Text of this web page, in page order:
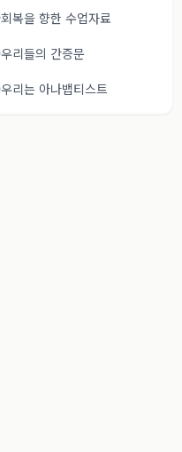
회복을 향한 수업자료
우리들의 간증문
우리는 아나뱁티스트